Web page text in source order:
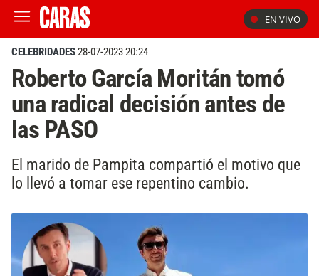
EN VIVO
CELEBRIDADES28-07-2023 20:24
Roberto García Moritán tomó
una radical decisión antes de
las PASO
El marido de Pampita compartió el motivo que
lo llevó a tomar ese repentino cambio.